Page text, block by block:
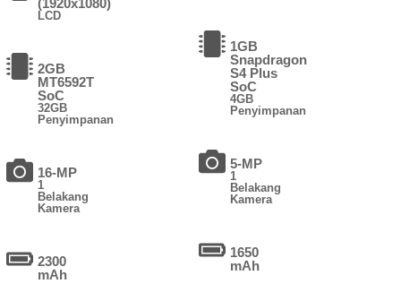
(1920x1080)
LCD
2GB
MT6592T
SoC
32GB
Penyimpanan
16-MP
1
Belakang
Kamera
2300
mAh
1GB
Snapdragon
S4 Plus
SoC
4GB
Penyimpanan
5-MP
1
Belakang
Kamera
1650
mAh